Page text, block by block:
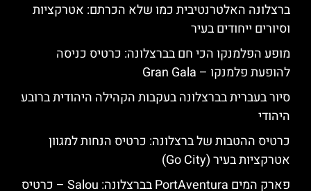
ברצלונה האלטרנטיבית כמו שלא הכרתם: אטרקציות
וסיורים ייחודים בעיר
מופע הפלמנקו הכי חם בברצלונה: כרטיס כניסה
להופעת פלמנקו – Gran Gala
סיור בעברית בברצלונה בעקבות הקהילה היהודית ברובע
היהודי
כרטיס ההטבות של ברצלונה: כרטיס הנחות למגוון
אטרקציות בעיר (Go City)
פארק המים PortAventura בברצלונה: Salou – כרטיס